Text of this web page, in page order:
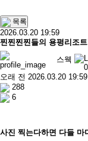
목록
2026.03.20 19:59
찐찐찐찐들의 용평리조
스웩
오래 전 2026.03.20 19:59
288
6
사진 찍는다하면 다들 마